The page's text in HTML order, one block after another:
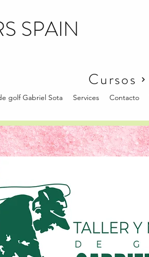
SPAIN
Cursos
golf Gabriel Sota Services Contacto